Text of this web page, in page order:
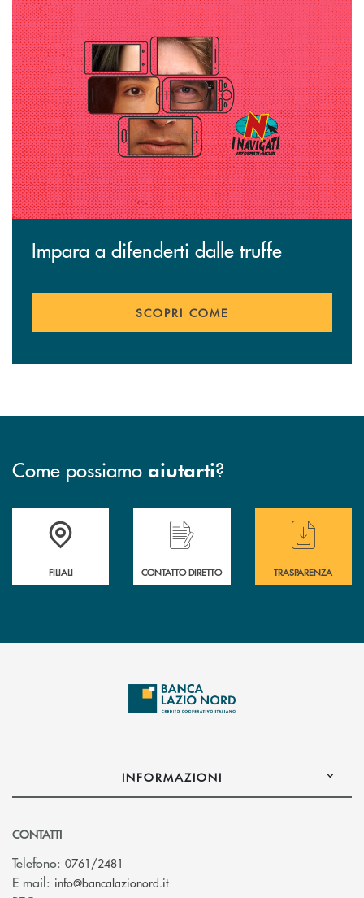
Impara a difenderti dalle truffe
SCOPRI COME
Come possiamo aiutarti?
Trova la filiale più vicina a te
FILIALI
Hai bisogno di assistenza immediata ?
CONTATTO DIRETTO
Hai bisogno di
TRASPARENZA
INFORMAZIONI
CONTATTI
Telefono: 0761/2481
E-mail: info@bancalazionord.it(si apre l’app di posta elettronica)